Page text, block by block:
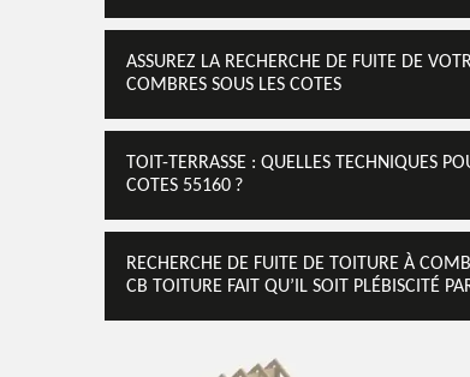
ASSUREZ LA RECHERCHE DE FUITE DE
COMBRES SOUS LES COTES
TOIT-TERRASSE : QUELLES TECHNIQUES
COTES 55160 ?
RECHERCHE DE FUITE DE TOITURE À
CB TOITURE FAIT QU’IL SOIT PLÉBISCITÉ